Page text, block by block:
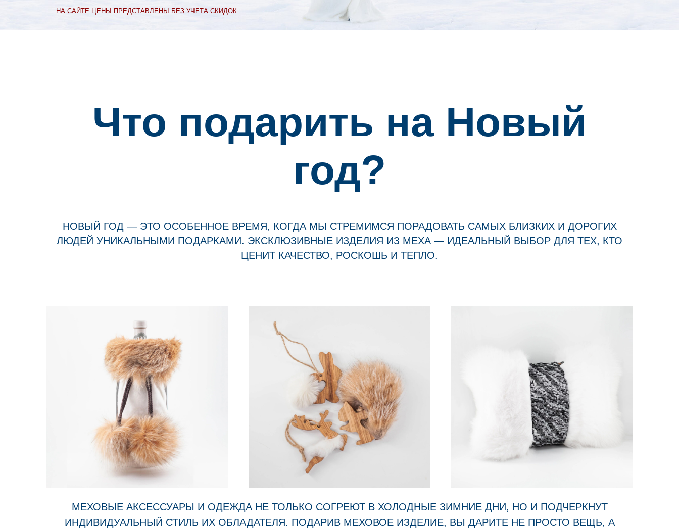
НА САЙТЕ ЦЕНЫ ПРЕДСТАВЛЕНЫ БЕЗ УЧЕТА СКИДОК
Что подарить на Новый
год?
НОВЫЙ ГОД — ЭТО ОСОБЕННОЕ ВРЕМЯ, КОГДА МЫ СТРЕМИМСЯ ПОРАДОВАТЬ САМЫХ БЛИЗКИХ И ДОРОГИХ
ЛЮДЕЙ УНИКАЛЬНЫМИ ПОДАРКАМИ. ЭКСКЛЮЗИВНЫЕ ИЗДЕЛИЯ ИЗ МЕХА — ИДЕАЛЬНЫЙ ВЫБОР ДЛЯ ТЕХ, КТО
ЦЕНИТ КАЧЕСТВО, РОСКОШЬ И ТЕПЛО.
МЕХОВЫЕ АКСЕССУАРЫ И ОДЕЖДА НЕ ТОЛЬКО СОГРЕЮТ В ХОЛОДНЫЕ ЗИМНИЕ ДНИ, НО И ПОДЧЕРКНУТ
ИНДИВИДУАЛЬНЫЙ СТИЛЬ ИХ ОБЛАДАТЕЛЯ. ПОДАРИВ МЕХОВОЕ ИЗДЕЛИЕ, ВЫ ДАРИТЕ НЕ ПРОСТО ВЕЩЬ, А